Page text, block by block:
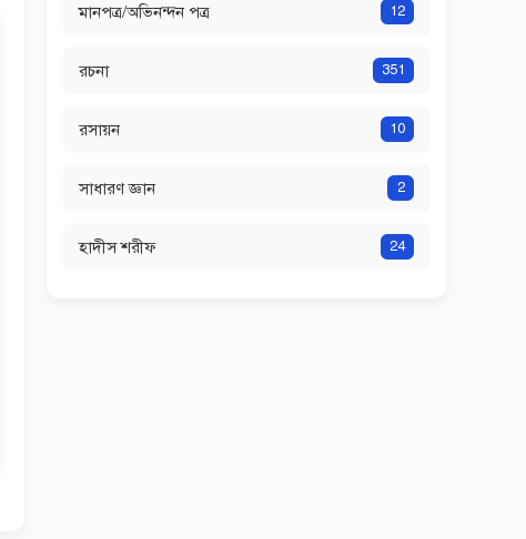
মানপত্র/অভিনন্দন পত্র 12
রচনা 351
রসায়ন 10
সাধারণ জ্ঞান 2
হাদীস শরীফ 24